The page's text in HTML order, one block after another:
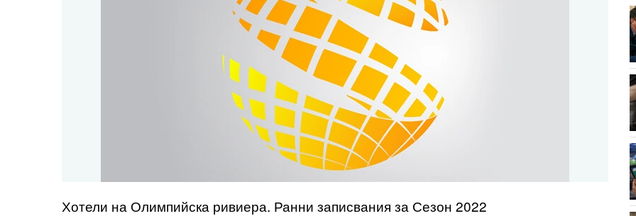
Хотели на Олимпийска ривиера. Ранни записвания за Сезон 2022